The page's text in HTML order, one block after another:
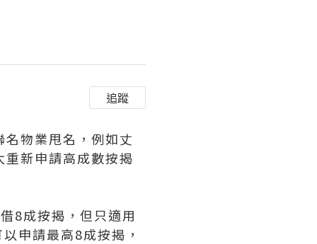
追蹤
物業甩名，例如丈
新申請高成數按揭
8成按揭，但只適用
申請最高8成按揭，